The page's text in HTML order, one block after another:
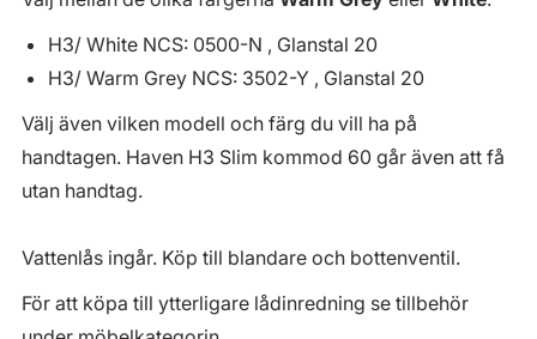
H3/ White NCS: 0500-N , Glanstal 20
H3/ Warm Grey NCS: 3502-Y , Glanstal 20
Välj även vilken modell och färg du vill ha på
handtagen. Haven H3 Slim kommod 60 går även att få
utan handtag.
Vattenlås ingår. Köp till blandare och bottenventil.
För att köpa till ytterligare lådinredning se tillbehör